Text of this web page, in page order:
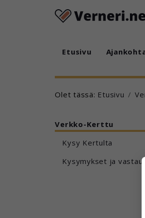
Etusivu
Olet tässä: Etusivu
Verkko-Kerttu
Kysy Kertulta
Kysymykset ja